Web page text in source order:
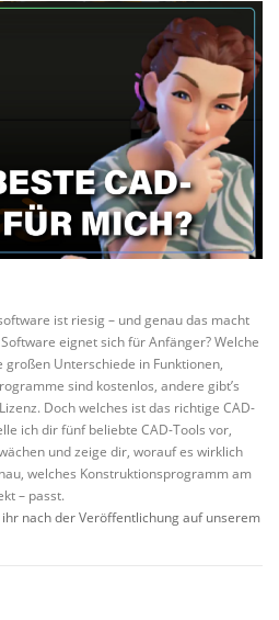
ist riesig – und genau das macht
eignet sich für Anfänger? Welche
großen Unterschiede in Funktionen,
sind kostenlos, andere gibt’s
Doch welches ist das richtige CAD-
ich dir fünf beliebte CAD-Tools vor,
und zeige dir, worauf es wirklich
welches Konstruktionsprogramm am
– passt.
nach der Veröffentlichung auf unserem